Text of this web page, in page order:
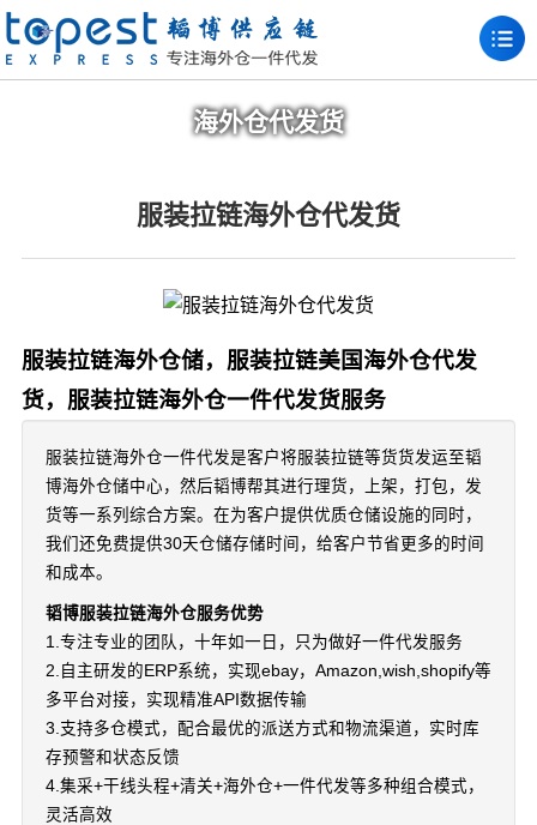
海外仓代发货
服装拉链海外仓代发货
服装拉链海外仓储，服装拉链美国海外仓代发
货，服装拉链海外仓一件代发货服务
服装拉链海外仓一件代发是客户将服装拉链等货货发运至韬
博海外仓储中心，然后韬博帮其进行理货，上架，打包，发
货等一系列综合方案。在为客户提供优质仓储设施的同时，
我们还免费提供30天仓储存储时间，给客户节省更多的时间
和成本。
韬博服装拉链海外仓服务优势
1.专注专业的团队，十年如一日，只为做好一件代发服务
2.自主研发的ERP系统，实现ebay，Amazon,wish,shopify等
多平台对接，实现精准API数据传输
3.支持多仓模式，配合最优的派送方式和物流渠道，实时库
存预警和状态反馈
4.集采+干线头程+清关+海外仓+一件代发等多种组合模式，
灵活高效